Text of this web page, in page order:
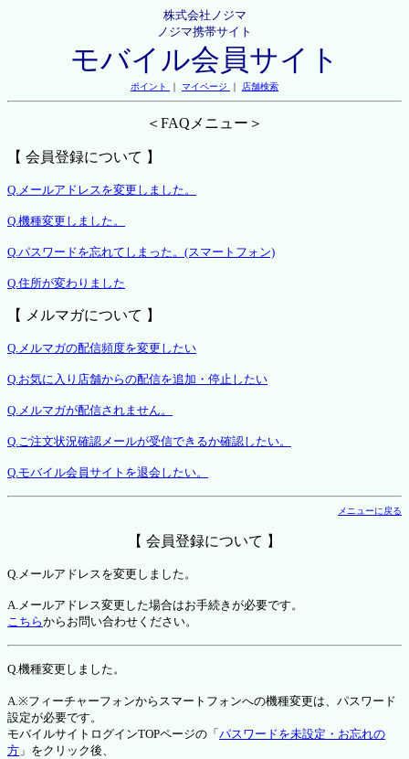
株式会社ノジマ
ノジマ携帯サイト
モバイル会員サイト
ポイント ｜ マイページ ｜ 店舗検索
＜FAQメニュー＞
【 会員登録について 】
Q.メールアドレスを変更しました。
Q.機種変更しました。
Q.パスワードを忘れてしまった。(スマートフォン)
Q.住所が変わりました
【 メルマガについて 】
Q.メルマガの配信頻度を変更したい
Q.お気に入り店舗からの配信を追加・停止したい
Q.メルマガが配信されません。
Q.ご注文状況確認メールが受信できるか確認したい。
Q.モバイル会員サイトを退会したい。
メニューに戻る
【 会員登録について 】
Q.メールアドレスを変更しました。
A.メールアドレス変更した場合はお手続きが必要です。
こちらからお問い合わせください。
Q.機種変更しました。
A.※フィーチャーフォンからスマートフォンへの機種変更は、パスワード
設定が必要です。
モバイルサイトログインTOPページの「 パスワードを未設定・お忘れの
方 」をクリック後、